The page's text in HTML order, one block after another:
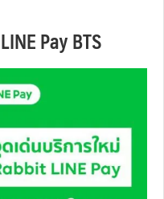
Pay BTS